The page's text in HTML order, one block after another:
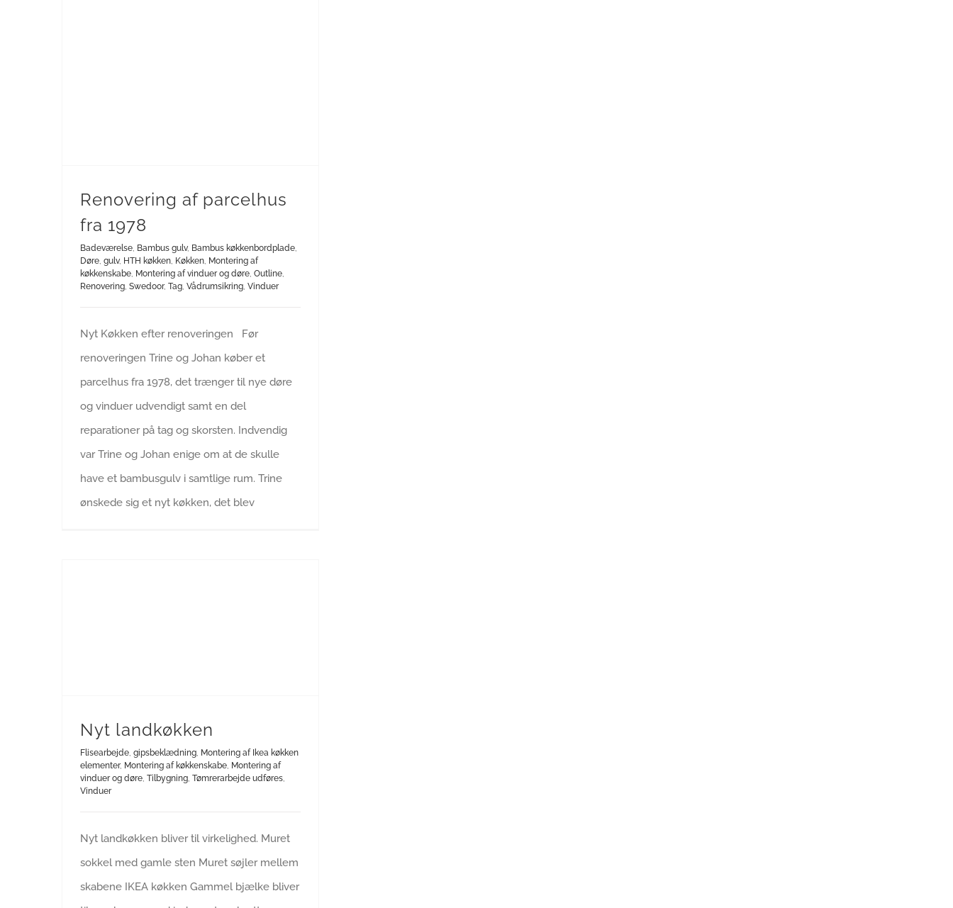
Renovering af parcelhus
fra 1978
Badeværelse Bambus gulv, Bambus køkkenbordplade
Døre gulv, HTH køkken Køkken Montering af
køkkenskabe Montering af vinduer og døre Outline
Renovering Swedoor, Tag Vådrumsikring Vinduer
Nyt Køkken efter renoveringen Før
renoveringen Trine og Johan køber et
parcelhus fra 1978, det trænger til nye døre
og vinduer udvendigt samt en del
reparationer på tag og skorsten. Indvendig
var Trine og Johan enige om at de skulle
have et bambusgulv i samtlige rum. Trine
ønskede sig et nyt køkken, det blev
Nyt landkøkken
Flisearbejde, gipsbeklædning, Montering af Ikea køkken
elementer, Montering af køkkenskabe, Montering af
vinduer og døre, Tilbygning, Tømrerarbejde udføres,
Vinduer
Nyt landkøkken bliver til virkelighed. Muret
sokkel med gamle sten Muret søjler mellem
skabene IKEA køkken Gammel bjælke bliver